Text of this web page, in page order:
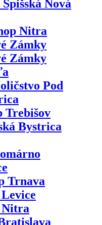
Nová
Nitra
Zámky
Zámky
Pod
Trebišov
Bystrica
Trnava
Nitra